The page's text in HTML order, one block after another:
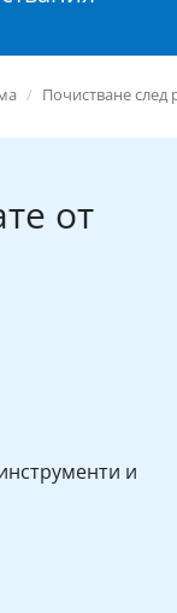
Почистване след
от
и